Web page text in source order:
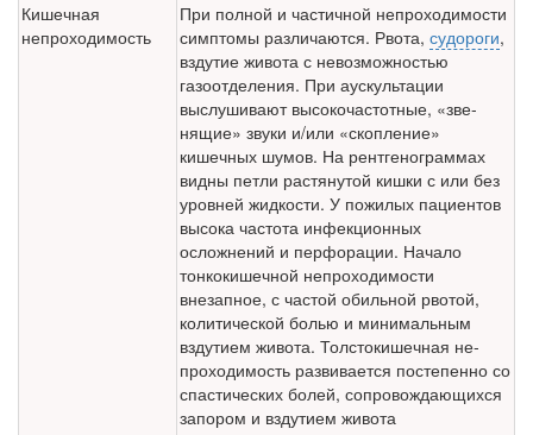
Кишечная
непроходи­мость
При полной и частичной непроходимости
симптомы различают­ся. Рвота, судороги,
вздутие живота с невозможностью
газоотде­ления. При аускультации
выслушивают высокочастотные, «зве­
нящие» звуки и/или «скопление»
кишечных шумов. На рент­генограммах
видны петли растянутой кишки с или без
уровней жидкости. У пожилых пациентов
высока частота инфекционных
осложнений и перфорации. Начало
тонкокишечной непрохо­димости
внезапное, с частой обильной рвотой,
колитической болью и минимальным
вздутием живота. Толстокишечная не­
проходимость развивается постепенно со
спастических болей, сопровождающихся
запором и вздутием живота